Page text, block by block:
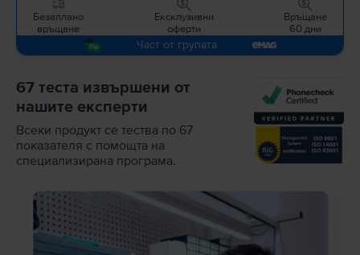
Безаплано
връщане
Ексклузивни
оферти
Връщане
60 дни
Част от групата
67 теста извършени от
нашите експерти
Всеки продукт се тества по 67
показателя с помощта на
специализирана програма.